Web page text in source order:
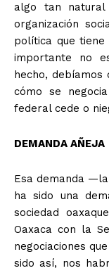
algo tan
organización
política que
importante no
hecho,
cómo se
federal cede o
DEMANDA AÑEJA
Esa demanda
ha sido una
sociedad
Oaxaca con la
negociaciones
sido así, nos